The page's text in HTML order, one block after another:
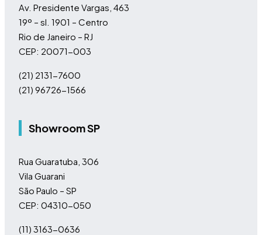
Av. Presidente Vargas, 463
19º – sl. 1901 – Centro
Rio de Janeiro – RJ
CEP: 20071-003
(21) 2131-7600
(21) 96726-1566
Showroom SP
Rua Guaratuba, 306
Vila Guarani
São Paulo – SP
CEP: 04310-050
(11) 3163-0636